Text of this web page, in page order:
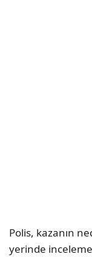
Polis, kazanın
yerinde